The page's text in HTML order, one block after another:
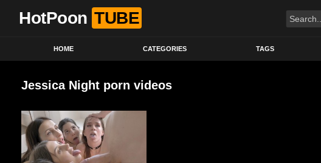
HotPoon TUBE
HOME CATEGORIES TAGS
Jessica Night porn videos